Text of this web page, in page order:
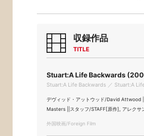
収録作品
TITLE
Stuart:A Life Backwards
Stuart:A Life Backwards ／ Stuart:A
デヴィッド・アットウッド/David Attwood
Masters ||スタッフ/STAFF[原作], アレク
外国映画/Foreign Film